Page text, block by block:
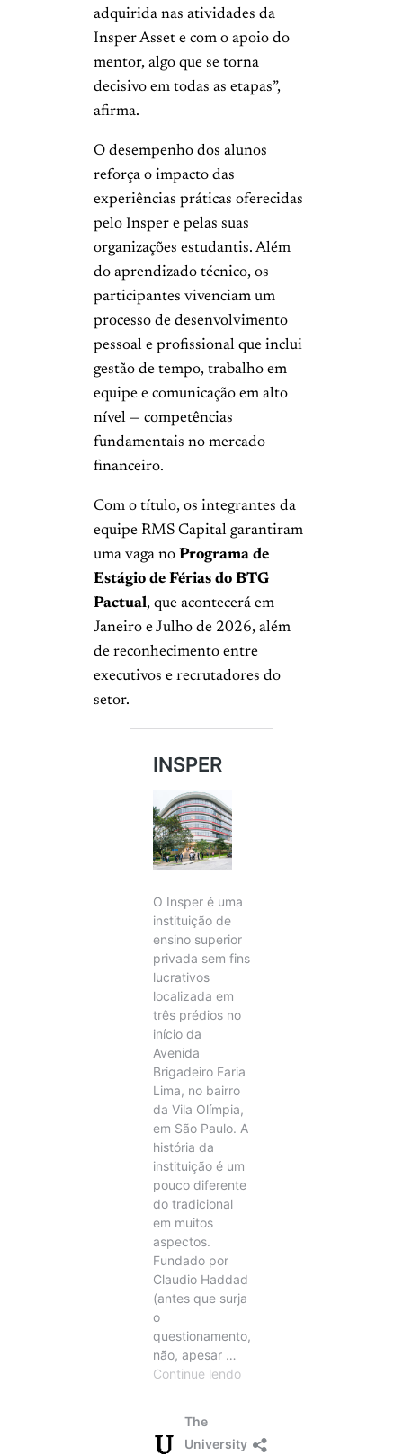
adquirida nas atividades da
Insper Asset e com o apoio do
mentor, algo que se torna
decisivo em todas as etapas”,
afirma.
O desempenho dos alunos
reforça o impacto das
experiências práticas oferecidas
pelo Insper e pelas suas
organizações estudantis. Além
do aprendizado técnico, os
participantes vivenciam um
processo de desenvolvimento
pessoal e profissional que inclui
gestão de tempo, trabalho em
equipe e comunicação em alto
nível — competências
fundamentais no mercado
financeiro.
Com o título, os integrantes da
equipe RMS Capital garantiram
uma vaga no Programa de
Estágio de Férias do BTG
Pactual, que acontecerá em
Janeiro e Julho de 2026, além
de reconhecimento entre
executivos e recrutadores do
setor.